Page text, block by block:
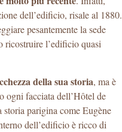
dell’edificio, risale al 1880.
pesantemente la sede
ricostruire l’edificio quasi
della sua storia, ma è
ogni facciata dell’Hôtel de
parigina come Eugène
dell’edificio è ricco di